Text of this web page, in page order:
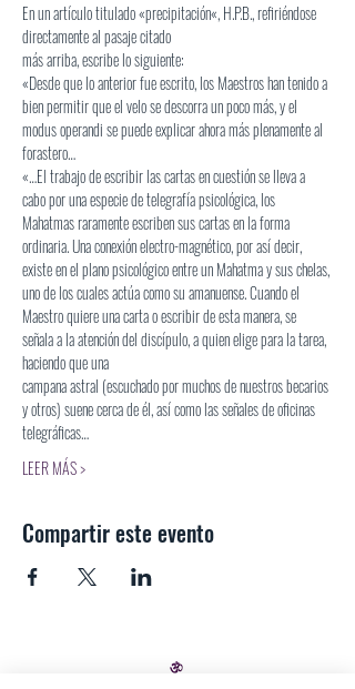
En un artículo titulado «precipitación«, H.P.B., refiriéndose
directamente al pasaje citado
más arriba, escribe lo siguiente:
«Desde que lo anterior fue escrito, los Maestros han tenido a
bien permitir que el velo se descorra un poco más, y el
modus operandi se puede explicar ahora más plenamente al
forastero…
«…El trabajo de escribir las cartas en cuestión se lleva a
cabo por una especie de telegrafía psicológica, los
Mahatmas raramente escriben sus cartas en la forma
ordinaria. Una conexión electro-magnético, por así decir,
existe en el plano psicológico entre un Mahatma y sus chelas,
uno de los cuales actúa como su amanuense. Cuando el
Maestro quiere una carta o escribir de esta manera, se
señala a la atención del discípulo, a quien elige para la tarea,
haciendo que una
campana astral (escuchado por muchos de nuestros becarios
y otros) suene cerca de él, así como las señales de oficinas
telegráficas…
LEER MÁS >
Compartir este evento